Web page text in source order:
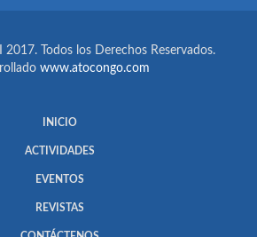
Todos los Derechos Reservados.
www.atocongo.com
INICIO
ACTIVIDADES
EVENTOS
REVISTAS